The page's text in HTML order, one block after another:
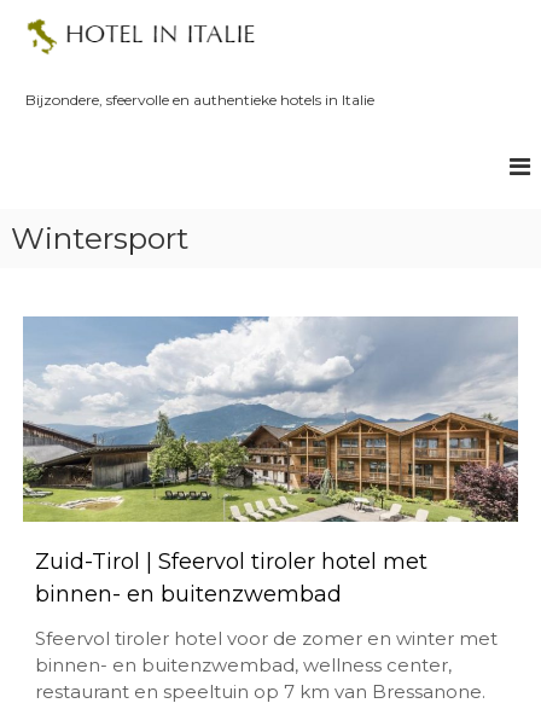
Bijzondere, sfeervolle en authentieke hotels in Italie
Wintersport
Zuid-Tirol | Sfeervol tiroler hotel met
binnen- en buitenzwembad
Sfeervol tiroler hotel voor de zomer en winter met
binnen- en buitenzwembad, wellness center,
restaurant en speeltuin op 7 km van Bressanone.